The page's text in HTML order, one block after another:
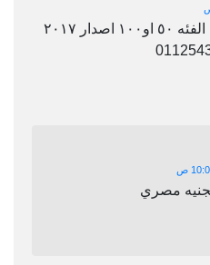
عايز مبلغ سوداني كبير شمالي الفئه ٥٠ او١٠٠ اصدار ٢٠١٧